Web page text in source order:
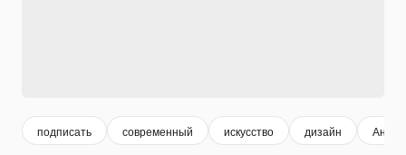
подписать современный искусство дизайн